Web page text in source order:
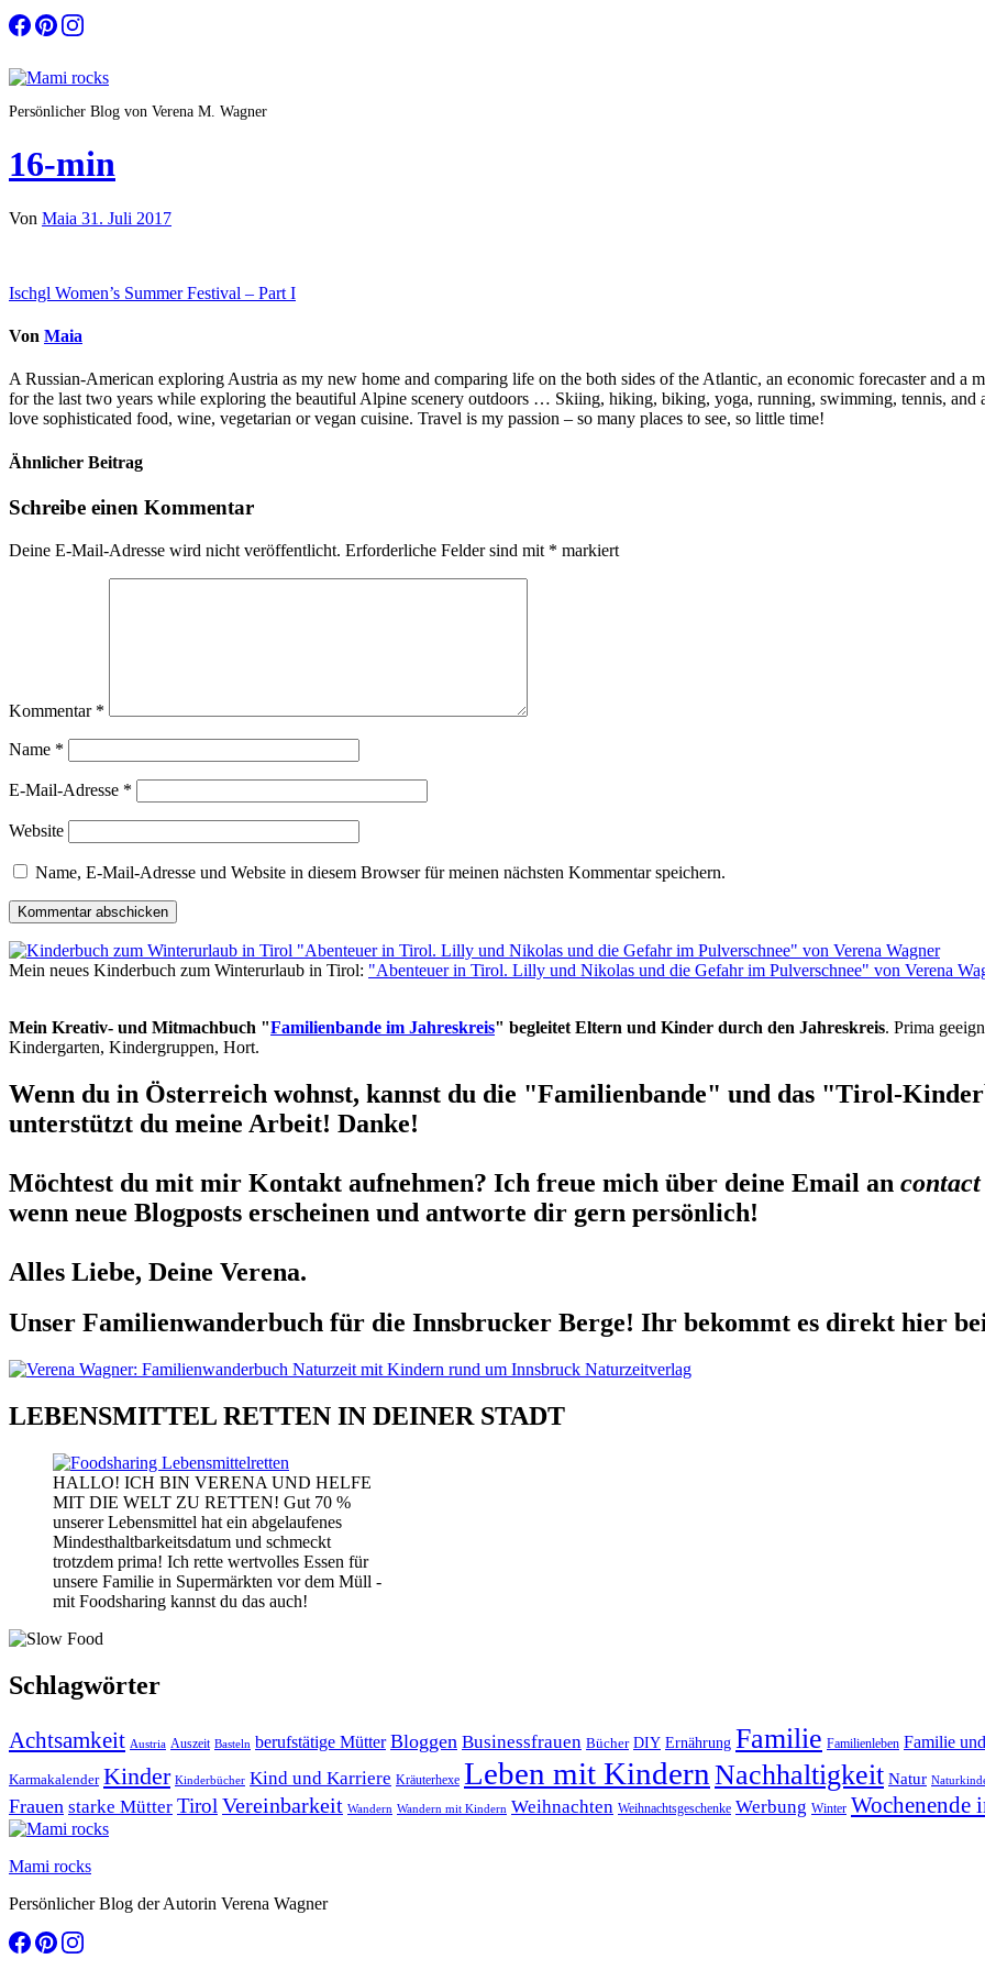
Zum
Inhalt
Persönlicher Blog von Verena M. Wagner
16-min
Von Maia 31. Juli 2017
Beitragsnavigation
Ischgl Women’s Summer Festival – Part I
Von Maia
A Russian-American exploring Austria as my new home and comparing life on the both sides of the Atlantic, an economic forecaster and a
for the last two years while exploring the beautiful Alpine scenery outdoors … Skiing, hiking, biking, yoga, running, swimming, tennis, and
love sophisticated food, wine, vegetarian or vegan cuisine. Travel is my passion – so many places to see, so little time!
Ähnlicher Beitrag
Schreibe einen Kommentar
Deine E-Mail-Adresse wird nicht veröffentlicht. Erforderliche Felder sind mit * markiert
Kommentar *
Name *
E-Mail-Adresse *
Website
Name, E-Mail-Adresse und Website in diesem Browser für meinen nächsten Kommentar speichern.
Mein neues Kinderbuch zum Winterurlaub in Tirol: "Abenteuer in Tirol. Lilly und Nikolas und die Gefahr im Pulverschnee" von Verena
Mein Kreativ- und Mitmachbuch "Familienbande im Jahreskreis" begleitet Eltern und Kinder durch den Jahreskreis. Prima
Kindergarten, Kindergruppen, Hort.
Wenn du in Österreich wohnst, kannst du die "Familienbande" und das "Tirol-
unterstützt du meine Arbeit! Danke!
Möchtest du mit mir Kontakt aufnehmen? Ich freue mich über deine Email an
wenn neue Blogposts erscheinen und antworte dir gern persönlich!
Alles Liebe, Deine Verena.
Unser Familienwanderbuch für die Innsbrucker Berge! Ihr bekommt es direkt hier
LEBENSMITTEL RETTEN IN DEINER STADT
HALLO! ICH BIN VERENA UND HELFE
MIT DIE WELT ZU RETTEN! Gut 70 %
unserer Lebensmittel hat ein abgelaufenes
Mindesthaltbarkeitsdatum und schmeckt
trotzdem prima! Ich rette wertvolles Essen für
unsere Familie in Supermärkten vor dem Müll -
mit Foodsharing kannst du das auch!
Schlagwörter
Achtsamkeit Austria Auszeit Basteln berufstätige Mütter Bloggen Businessfrauen Bücher DIY Ernährung Familie Familienleben Familie
Karmakalender Kinder Kinderbücher Kind und Karriere Kräuterhexe Leben mit Kindern Nachhaltigkeit Natur
Frauen starke Mütter Tirol Vereinbarkeit Wandern Wandern mit Kindern Weihnachten Weihnachtsgeschenke Werbung Winter Wochenende
Mami rocks
Persönlicher Blog der Autorin Verena Wagner